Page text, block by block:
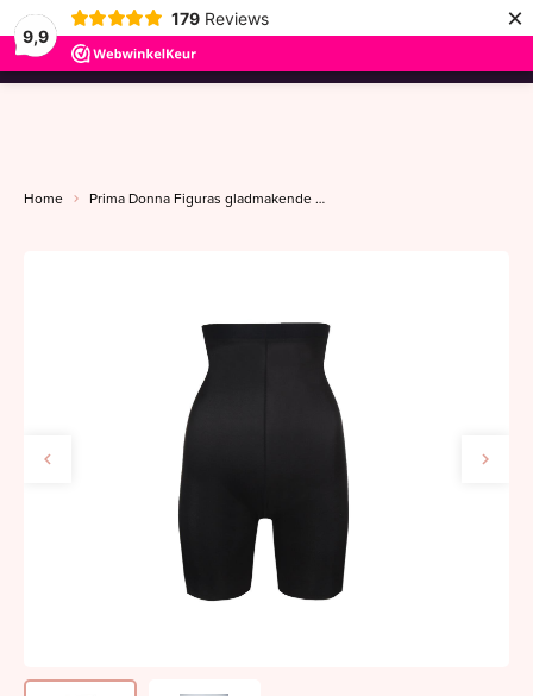
9,9
179 Reviews ×
menu
Home Prima Donna Figuras gladmakende slip met pijpje 36-52 charbon